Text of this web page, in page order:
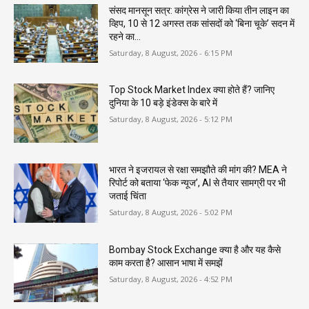
संसद मानसून सत्र: कांग्रेस ने जारी किया तीन लाइन का
व्हिप, 10 से 12 अगस्त तक सांसदों को ‘बिना चूके’ सदन में
रहने का...
Saturday, 8 August, 2026 - 6:15 PM
Top Stock Market Index क्या होते हैं? जानिए
दुनिया के 10 बड़े इंडेक्स के बारे में
Saturday, 8 August, 2026 - 5:12 PM
भारत ने इजरायल से रक्षा समझौते की मांग की? MEA ने
रिपोर्ट को बताया ‘फेक न्यूज’, AI से तैयार सामग्री पर भी
जताई चिंता
Saturday, 8 August, 2026 - 5:02 PM
Bombay Stock Exchange क्या है और यह कैसे
काम करता है? आसान भाषा में समझें
Saturday, 8 August, 2026 - 4:52 PM